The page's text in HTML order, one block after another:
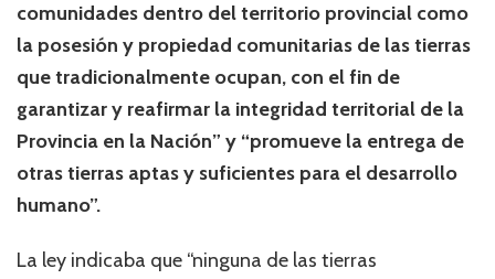
comunidades dentro del territorio provincial como
la posesión y propiedad comunitarias de las tierras
que tradicionalmente ocupan, con el fin de
garantizar y reafirmar la integridad territorial de la
Provincia en la Nación” y “promueve la entrega de
otras tierras aptas y suficientes para el desarrollo
humano”.
La ley indicaba que “ninguna de las tierras